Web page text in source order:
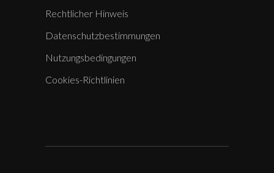
Rechtlicher Hinweis
Datenschutzbestimmungen
Nutzungsbedingungen
Cookies-Richtlinien